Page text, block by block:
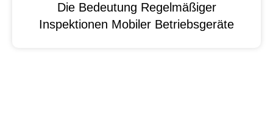
Die Bedeutung Regelmäßiger
Inspektionen Mobiler Betriebsgeräte